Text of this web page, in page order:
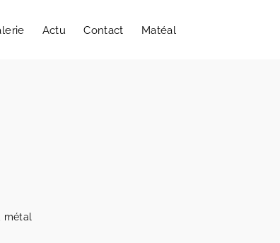
Actu Contact Matéal
métal